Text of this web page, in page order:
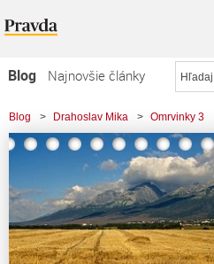
Blog
Najnovšie články
Najčítanejšie články
Najkomentovanejšie články
Zoznam blogov
Komerčné blogy
Blog > Drahoslav Mika > Omrvinky 3